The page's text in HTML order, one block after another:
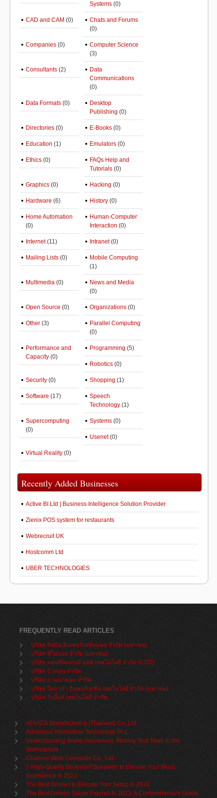
Systems (0)
CAD and CAM (0)
Chats and Forums
(0)
Companies (0)
Computer Science
(3)
Consultants (2)
Data
Communications
(0)
Data Formats (0)
Desktop
Publishing (0)
Directories (0) E-Books (0)
Education (1) Emulators (0)
Ethics (0)
FAQs Help and
Tutorials (0)
Graphics (0) Hacking (0)
Hardware (6) History (0)
Home Automation
(0)
Human-Computer
Interaction (0)
Internet(11) Intranet(0)
Mailing Lists (0)
Mobile Computing
(1)
Multimedia (0)
News and Media
(0)
Open Source (0) Organizations (0)
Other (3)
Parallel Computing
(0)
Performance and
Capacity (0)
Programming (5)
Robotics (0)
Security (0) Shopping (1)
Software (17)
Speech
Technology (1)
Supercomputing
(0)
Systems (0)
Usenet(0)
Virtual Reality (0)
Recently Added Businesses
Active BI Ltd | Business Intelligence Solution Provider
Zienix POS system for restaurants
Webrecruit UK
Hostcomm Ltd
UBER TECHNOLOGIES
FREQUENTLY READ ARTICLES
บริษัท จัสมิน อินเตอร์เนชั่นแนล จำกัด (มหาชน)
บริษัท ซีโอแอล จำกัด (มหาชน)
บริษัท คอนซัลแทนท์ ออฟ เทคโนโลยี จำกัด (COT)
บริษัท บิวคอน จำกัด
บริษัท ลานนาคอม จำกัด
บริษัท โสมาภา อินฟอร์เมชั่น เทคโนโลยี จำกัด (มหาชน)
บริษัท วันลิ้งค์ เทคโนโลยี่ จำกัด
ADVICS Manufacturing (Thailand) Co.,Ltd
Advanced Information Technology PLC
Understanding Brand Awareness: Making Your Mark in the
Marketplace
Channel Wide Computer Co., Ltd.
5 High-Quality Bookshelf Speakers to Elevate Your Music
Experience in 2023
The Best Drones to Elevate Your Setup in 2023
The Best Demon Slayer Figures In 2023: A Comprehensive Guide